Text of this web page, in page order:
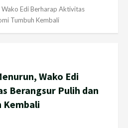
Edi Berharap Aktivitas
Tumbuh Kembali
Wako Edi
Berangsur Pulih dan
Kembali